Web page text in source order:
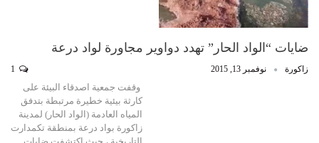
ضايات “الواد الحار” تهدد دواوير مجاورة لواد درعة
زاكورة نوفمبر 13, 2015
وقفت جمعية اصدقاء البيئة على
كارثة بيئية خطيرة مرتبطة بتدفق
المياه العادمة (الواد الحار) لمدينة
زاكورة بواد درعة بمنطقة تكمدارت